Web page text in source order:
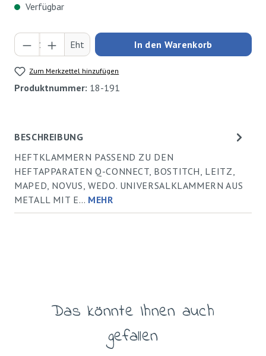
Verfügbar
Produkt Anzahl: Gib den gewünschten Wert
Eht In den Warenkorb
Zum Merkzettel hinzufügen
Produktnummer: 18-191
BESCHREIBUNG
HEFTKLAMMERN PASSEND ZU DEN
HEFTAPPARATEN Q-CONNECT, BOSTITCH, LEITZ,
MAPED, NOVUS, WEDO. UNIVERSALKLAMMERN AUS
METALL MIT E… MEHR
Produktgalerie überspringen
Das könnte Ihnen auch
gefallen